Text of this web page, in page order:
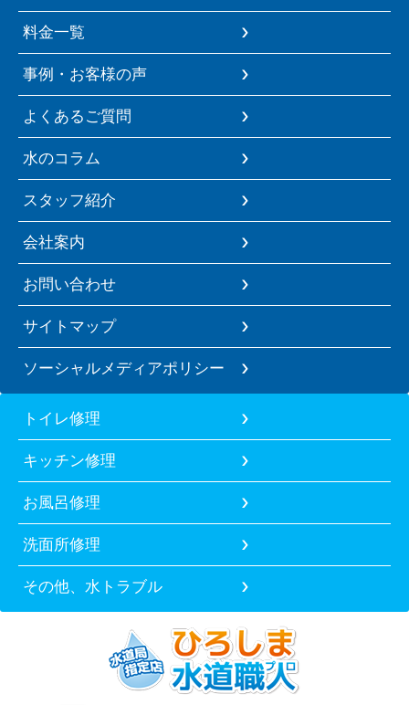
料金一覧
事例・お客様の声
よくあるご質問
水のコラム
スタッフ紹介
会社案内
お問い合わせ
サイトマップ
ソーシャルメディアポリシー
トイレ修理
キッチン修理
お風呂修理
洗面所修理
その他、水トラブル